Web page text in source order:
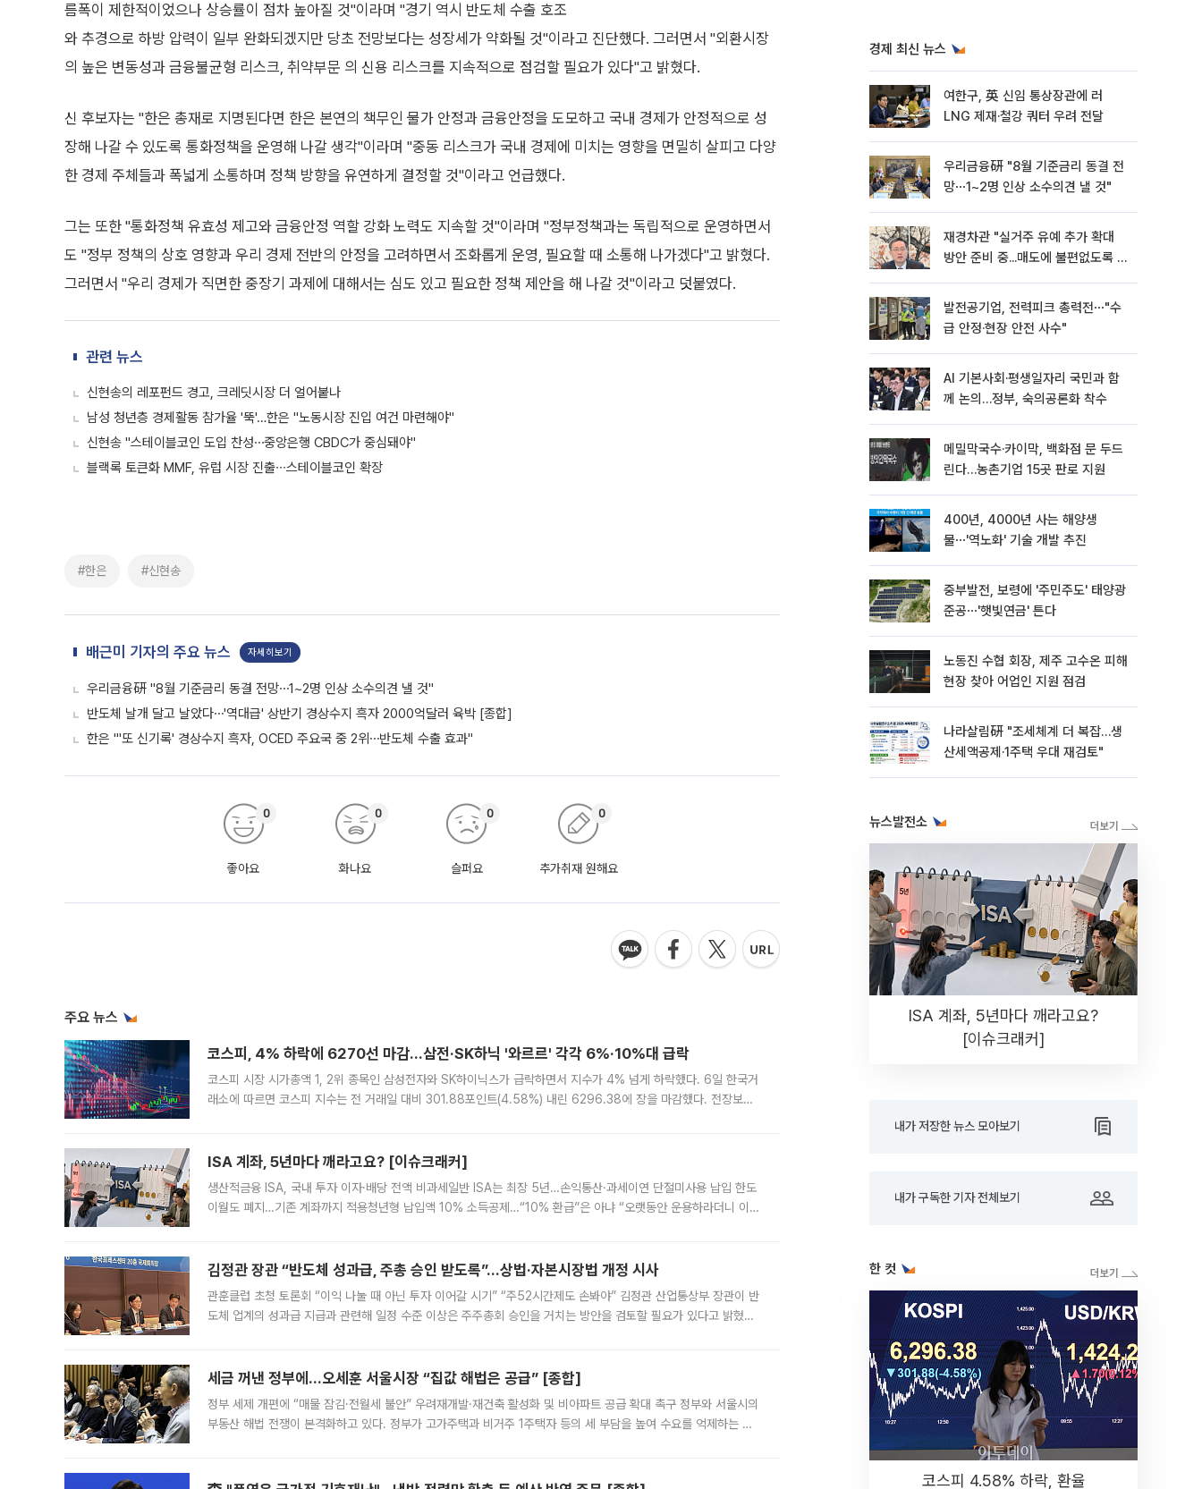
름폭이 제한적이었으나 상승률이 점차 높아질 것"이라며 "경기 역시 반도체 수출 호조
와 추경으로 하방 압력이 일부 완화되겠지만 당초 전망보다는 성장세가 약화될 것"이라고 진단했다. 그러면서 "외환시장
의 높은 변동성과 금융불균형 리스크, 취약부문 의 신용 리스크를 지속적으로 점검할 필요가 있다"고 밝혔다.
신 후보자는 "한은 총재로 지명된다면 한은 본연의 책무인 물가 안정과 금융안정을 도모하고 국내 경제가 안정적으로 성
장해 나갈 수 있도록 통화정책을 운영해 나갈 생각"이라며 "중동 리스크가 국내 경제에 미치는 영향을 면밀히 살피고 다양
한 경제 주체들과 폭넓게 소통하며 정책 방향을 유연하게 결정할 것"이라고 언급했다.
그는 또한 "통화정책 유효성 제고와 금융안정 역할 강화 노력도 지속할 것"이라며 "정부정책과는 독립적으로 운영하면서
도 "정부 정책의 상호 영향과 우리 경제 전반의 안정을 고려하면서 조화롭게 운영, 필요할 때 소통해 나가겠다"고 밝혔다.
그러면서 "우리 경제가 직면한 중장기 과제에 대해서는 심도 있고 필요한 정책 제안을 해 나갈 것"이라고 덧붙였다.
관련 뉴스
신현송의 레포펀드 경고, 크레딧시장 더 얼어붙나
남성 청년층 경제활동 참가율 '뚝'…한은 "노동시장 진입 여건 마련해야"
신현송 "스테이블코인 도입 찬성⋯중앙은행 CBDC가 중심돼야"
블랙록 토큰화 MMF, 유럽 시장 진출∙∙∙스테이블코인 확장
#한은 #신현송
배근미 기자의 주요 뉴스 자세히보기
우리금융硏 "8월 기준금리 동결 전망⋯1~2명 인상 소수의견 낼 것"
반도체 날개 달고 날았다⋯'역대급' 상반기 경상수지 흑자 2000억달러 육박 [종합]
한은 "'또 신기록' 경상수지 흑자, OCED 주요국 중 2위⋯반도체 수출 효과"
좋아요
0
화나요
0
슬퍼요
0
추가취재 원해요
0
주요 뉴스
코스피, 4% 하락에 6270선 마감…삼전·SK하닉 '와르르' 각각 6%·10%대 급락
코스피 시장 시가총액 1, 2위 종목인 삼성전자와 SK하이닉스가 급락하면서 지수가 4% 넘게 하락했다. 6일 한국거
래소에 따르면 코스피 지수는 전 거래일 대비 301.88포인트(4.58%) 내린 6296.38에 장을 마감했다. 전장보다
ISA 계좌, 5년마다 깨라고요? [이슈크래커]
생산적금융 ISA, 국내 투자 이자·배당 전액 비과세일반 ISA는 최장 5년…손익통산·과세이연 단절미사용 납입 한도
이월도 폐지…기존 계좌까지 적용청년형 납입액 10% 소득공제…“10% 환급”은 아냐 “오랫동안 운용하라더니 이제
김정관 장관 “반도체 성과급, 주총 승인 받도록”…상법·자본시장법 개정 시사
관훈클럽 초청 토론회 “이익 나눌 때 아닌 투자 이어갈 시기” “주52시간제도 손봐야” 김정관 산업통상부 장관이 반
도체 업계의 성과급 지급과 관련해 일정 수준 이상은 주주총회 승인을 거치는 방안을 검토할 필요가 있다고 밝혔다.
세금 꺼낸 정부에…오세훈 서울시장 “집값 해법은 공급” [종합]
정부 세제 개편에 “매물 잠김·전월세 불안” 우려재개발·재건축 활성화 및 비아파트 공급 확대 촉구 정부와 서울시의
부동산 해법 전쟁이 본격화하고 있다. 정부가 고가주택과 비거주 1주택자 등의 세 부담을 높여 수요를 억제하는 카
경제 최신 뉴스
여한구, 英 신임 통상장관에 러
LNG 제재·철강 쿼터 우려 전달
우리금융硏 "8월 기준금리 동결 전
망⋯1~2명 인상 소수의견 낼 것"
재경차관 "실거주 유예 추가 확대
방안 준비 중...매도에 불편없도록 노
발전공기업, 전력피크 총력전⋯"수
급 안정·현장 안전 사수"
AI 기본사회·평생일자리 국민과 함
께 논의…정부, 숙의공론화 착수
메밀막국수·카이막, 백화점 문 두드
린다…농촌기업 15곳 판로 지원
400년, 4000년 사는 해양생
물⋯'역노화' 기술 개발 추진
중부발전, 보령에 '주민주도' 태양광
준공⋯'햇빛연금' 튼다
노동진 수협 회장, 제주 고수온 피해
현장 찾아 어업인 지원 점검
나라살림硏 "조세체계 더 복잡…생
산세액공제·1주택 우대 재검토"
뉴스발전소
ISA 계좌, 5년마다 깨라고요?
[이슈크래커]
내가 저장한 뉴스 모아보기
내가 구독한 기자 전체보기
한 컷
코스피 4.58% 하락, 환율